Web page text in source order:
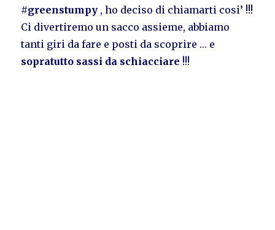
#greenstumpy , ho deciso di chiamarti cosi’ !!!
Ci divertiremo un sacco assieme, abbiamo
tanti giri da fare e posti da scoprire … e
sopratutto sassi da schiacciare !!!